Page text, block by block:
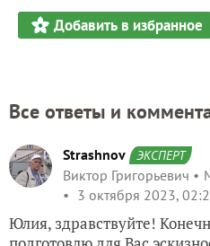
Добавить в избранное
Все ответы и
Strashnov ЭКСПЕРТ
Виктор Григорьевич
3 октября 2023,
Юлия, здравствуйте!